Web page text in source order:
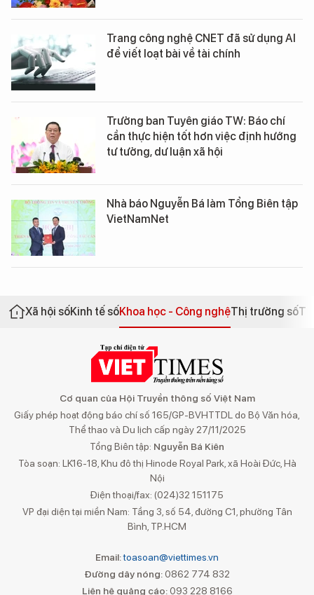
Trang công nghệ CNET đã sử dụng AI
để viết loạt bài về tài chính
Trưởng ban Tuyên giáo TW: Báo chí
cần thực hiện tốt hơn việc định hướng
tư tưởng, dư luận xã hội
Nhà báo Nguyễn Bá làm Tổng Biên tập
VietNamNet
Xã hội sốKinh tế sốKhoa học - Công nghệThị trường số
Cơ quan của Hội Truyền thông số Việt Nam
Giấy phép hoạt động báo chí số 165/GP-BVHTTDL do Bộ Văn hóa,
Thể thao và Du lịch cấp ngày 27/11/2025
Tổng Biên tập: Nguyễn Bá Kiên
Tòa soạn: LK16-18, Khu đô thị Hinode Royal Park, xã Hoài Đức, Hà
Nội
Điện thoại/fax: (024)32 151175
VP đại diện tại miền Nam: Tầng 3, số 54, đường C1, phường Tân
Bình, TP.HCM
Email:toasoan@viettimes.vn
Đường dây nóng: 0862 774 832
Liên hệ quảng cáo:093 228 8166